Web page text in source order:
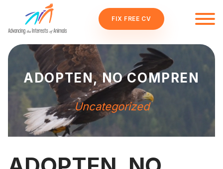
FIX FREE CV
ADOPTEN, NO COMPREN
Uncategorized